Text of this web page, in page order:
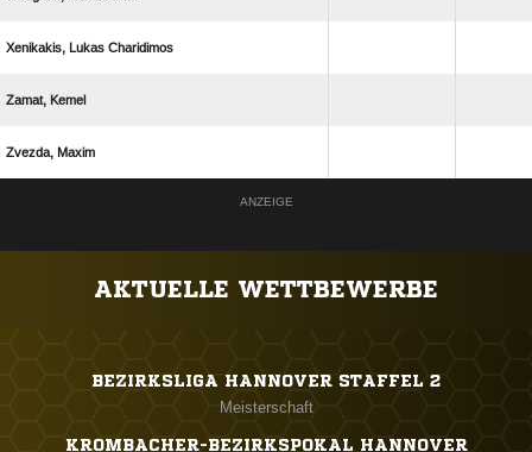
  
 
 
ANZEIGE
AKTUELLE WETTBEWERBE
BEZIRKSLIGA HANNOVER STAFFEL 2
Meisterschaft
KROMBACHER-BEZIRKSPOKAL HANNOVER